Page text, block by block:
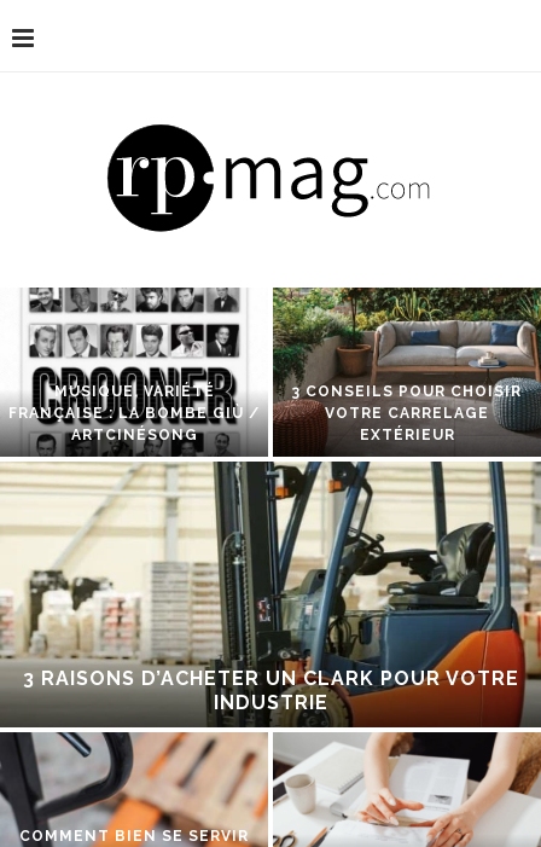
MUSIQUE, VARIÉTÉ
FRANÇAISE : LA BOMBE GIÙ /
ARTCINÉSONG
3 CONSEILS POUR CHOISIR
VOTRE CARRELAGE
EXTÉRIEUR
3 RAISONS D’ACHETER UN CLARK POUR VOTRE
INDUSTRIE
COMMENT BIEN SE SERVIR